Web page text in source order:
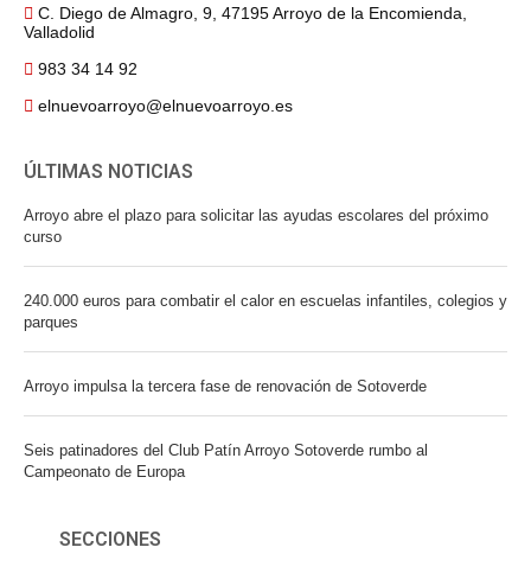
C. Diego de Almagro, 9, 47195 Arroyo de la Encomienda,
Valladolid
983 34 14 92
elnuevoarroyo@elnuevoarroyo.es
ÚLTIMAS NOTICIAS
Arroyo abre el plazo para solicitar las ayudas escolares del próximo
curso
240.000 euros para combatir el calor en escuelas infantiles, colegios y
parques
Arroyo impulsa la tercera fase de renovación de Sotoverde
Seis patinadores del Club Patín Arroyo Sotoverde rumbo al
Campeonato de Europa
SECCIONES